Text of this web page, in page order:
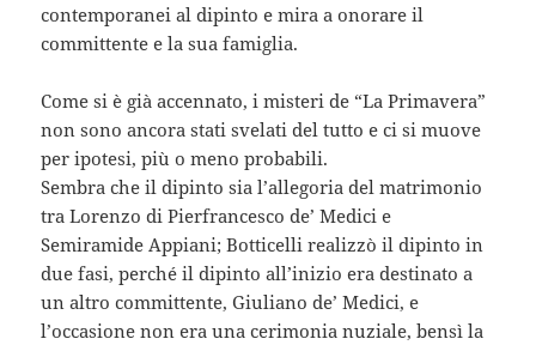
contemporanei al dipinto e mira a onorare il
committente e la sua famiglia.
Come si è già accennato, i misteri de “La Primavera”
non sono ancora stati svelati del tutto e ci si muove
per ipotesi, più o meno probabili.
Sembra che il dipinto sia l’allegoria del matrimonio
tra Lorenzo di Pierfrancesco de’ Medici e
Semiramide Appiani; Botticelli realizzò il dipinto in
due fasi, perché il dipinto all’inizio era destinato a
un altro committente, Giuliano de’ Medici, e
l’occasione non era una cerimonia nuziale, bensì la